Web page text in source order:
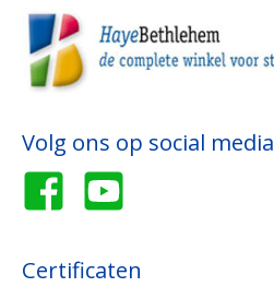
Volg ons op social media
Certificaten